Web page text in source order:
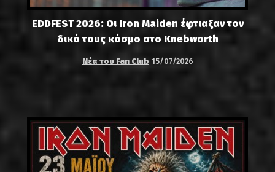
EDDFEST 2026: Οι Iron Maiden έφτιαξαν τον
δικό τους κόσμο στο Knebworth
Νέα του Fan Club 15/07/2026